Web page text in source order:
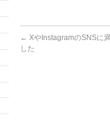
← XやInstagramのSNSに
した